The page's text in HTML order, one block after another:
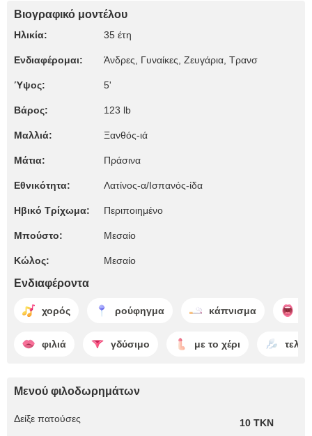
Βιογραφικό μοντέλου
Ηλικία: 35 έτη
Ενδιαφέρομαι: Άνδρες, Γυναίκες, Zευγάρια, Τρανσ
Ύψος: 5'
Βάρος: 123 lb
Μαλλιά: Ξανθός-ιά
Μάτια: Πράσινα
Εθνικότητα: Λατίνος-α/Ισπανός-ίδα
Ηβικό Τρίχωμα: Περιποιημένο
Μπούστο: Μεσαίο
Κώλος: Μεσαίο
Ενδιαφέροντα
χορός ρούφηγμα κάπνισμα
φιλιά γδύσιμο με το χέρι
Μενού φιλοδωρημάτων
Δείξε πατούσες 10 TKN